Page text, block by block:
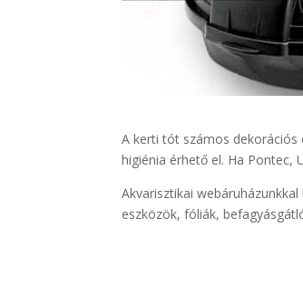
A kerti tót számos dekorációs
higiénia érhető el. Ha Pontec,
Akvarisztikai
eszközök, fóliák,